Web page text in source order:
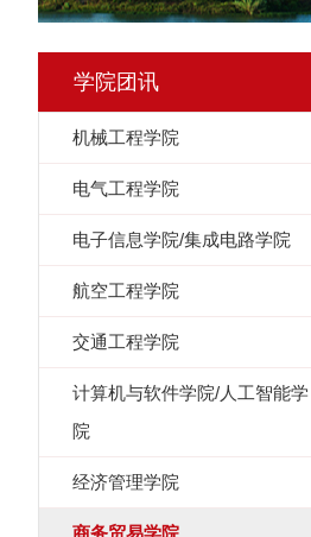
学院团讯
机械工程学院
电气工程学院
电子信息学院/集成电路学院
航空工程学院
交通工程学院
计算机与软件学院/人工智能学
院
经济管理学院
商务贸易学院